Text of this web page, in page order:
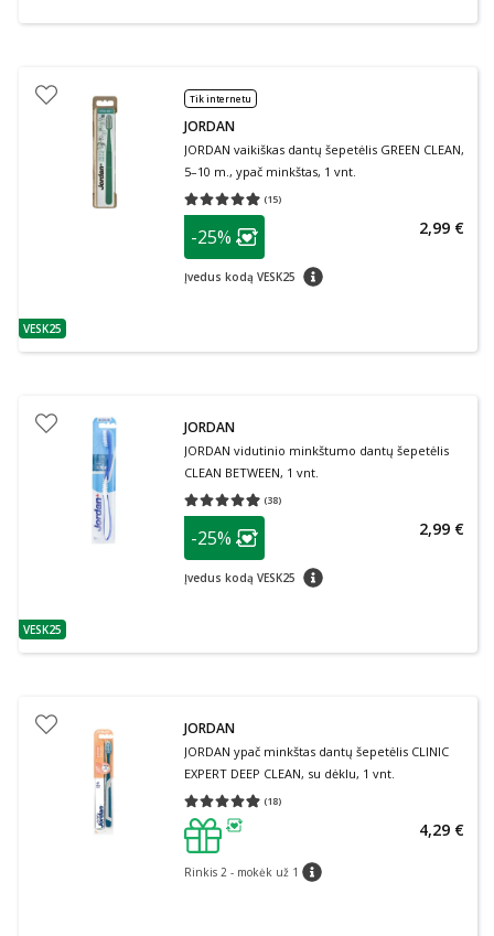
patarimas
VESK25
Tik internetu
JORDAN
JORDAN vaikiškas dantų šepetėlis GREEN CLEAN,
5–10 m., ypač minkštas, 1 vnt.
(15)
Vidutinis įvertinimas 4.93
patarimas
Lojalumo klubo narių nuolaida
-25%
Įvedus kodą VESK25 patarimas
2,99 €
patarimas
VESK25
JORDAN
JORDAN vidutinio minkštumo dantų šepetėlis
CLEAN BETWEEN, 1 vnt.
(38)
Vidutinis įvertinimas 4.97
patarimas
Lojalumo klubo narių nuolaida
-25%
Įvedus kodą VESK25 patarimas
2,99 €
JORDAN
JORDAN ypač minkštas dantų šepetėlis CLINIC
EXPERT DEEP CLEAN, su dėklu, 1 vnt.
(18)
Vidutinis įvertinimas 4.89
patarimas
Rinkis 2 - mokėk už 1 patarimas
4,29 €